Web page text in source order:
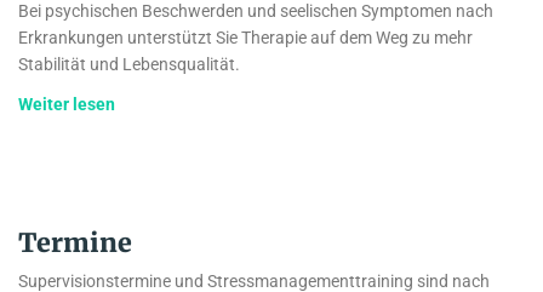
Bei psychischen Beschwerden und seelischen Symptomen nach
Erkrankungen unterstützt Sie Therapie auf dem Weg zu mehr
Stabilität und Lebensqualität.
Weiter lesen
Termine
Supervisionstermine und Stressmanagementtraining sind nach